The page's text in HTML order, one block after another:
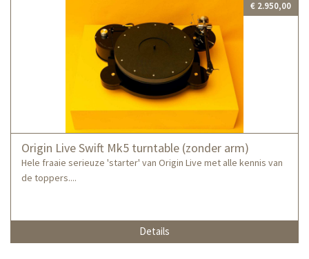
Origin Live Swift Mk5 turntable (zonder arm)
Hele fraaie serieuze 'starter' van Origin Live met alle kennis van
de toppers....
€ 2.950,00
Details